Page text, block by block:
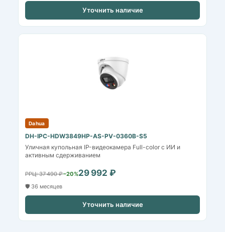
Уточнить наличие
Dahua
DH-IPC-HDW3849HP-AS-PV-0360B-S5
Уличная купольная IP-видеокамера Full-color с ИИ и
активным сдерживанием
РРЦ: 37 490 ₽−20%29 992 ₽
🛡️ 36 месяцев
Уточнить наличие